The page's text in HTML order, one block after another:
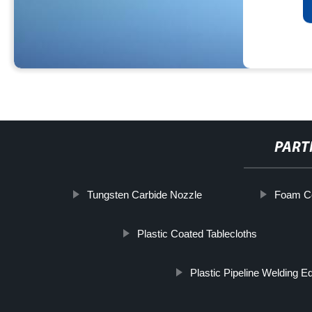
Tungsten Carbide Nozzle Foam
Plastic Coated Tablecloths
Plastic Pipeline Welding